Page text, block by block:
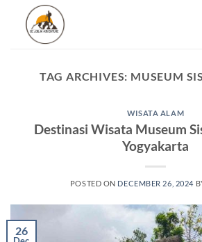
content
TAG ARCHIVES: MUSEUM
WISATA ALAM
Destinasi Wisata Museum
Yogyakarta
POSTED ON DECEMBER 26, 2024
26